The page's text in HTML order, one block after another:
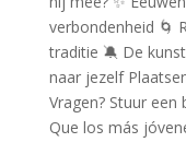
Que los más